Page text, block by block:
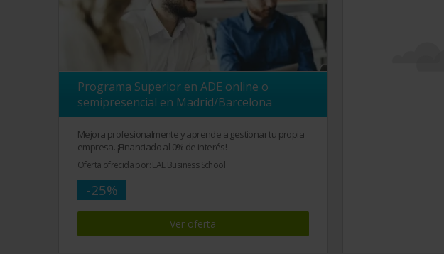
Programa Superior en ADE online o
semipresencial en Madrid/Barcelona
Mejora profesionalmente y aprende a gestionar tu propia
empresa. ¡Financiado al 0% de interés!
Oferta ofrecida por: EAE Business School
-25%
Ver oferta